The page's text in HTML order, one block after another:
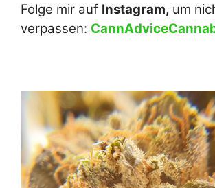
Folge mir auf Instagram, um
verpassen: